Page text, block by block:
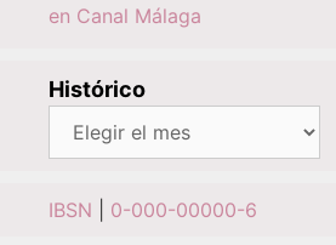
en Canal Málaga
Histórico
IBSN 0-000-00000-6